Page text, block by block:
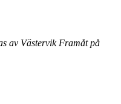
av Västervik Framåt på